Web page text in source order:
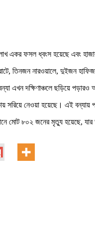
একর ফসল ধ্বংস হয়েছে এবং
তিনজন নারওয়ালে, দুইজন
বন্যা এখন দক্ষিণাঞ্চলে ছড়িয়ে
সরিয়ে নেওয়া হয়েছে। এই বন্যায়
মোট ৮০২ জনের মৃত্যু হয়েছে, যার